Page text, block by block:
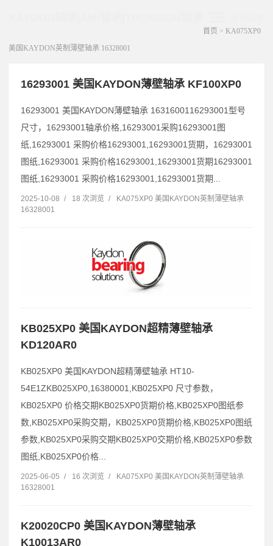
首页 > KA075XP0
美国KAYDON英制薄壁轴承 16328001
16293001 美国KAYDON薄壁轴承 KF100XP0
16293001 美国KAYDON薄壁轴承 1631600116293001型号
尺寸，16293001轴承价格,16293001采购16293001图
纸,16293001 采购价格16293001,16293001货期，16293001
图纸,16293001 采购价格16293001,16293001货期16293001
图纸,16293001 采购价格16293001,16293001货期...
2025-10-08 / 18 次浏览 /
KA075XP0 美国KAYDON英制薄壁轴承
16328001
KB025XP0 美国KAYDON超精薄壁轴承
KD120AR0
KB025XP0 美国KAYDON超精薄壁轴承 HT10-
54E1ZKB025XP0,16380001,KB025XP0 尺寸参数，
KB025XP0 价格交期KB025XP0货期价格,KB025XP0图纸参
数,KB025XP0采购交期，KB025XP0货期价格,KB025XP0图纸
参数,KB025XP0采购交期KB025XP0交期价格,KB025XP0参数
图纸,KB025XP0价格...
2025-06-05 / 16 次浏览 /
KA075XP0 美国KAYDON英制薄壁轴承
16328001
K20020CP0 美国KAYDON薄壁轴承
K10013AR0